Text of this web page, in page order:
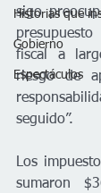
Historias que
Gobierno
Espectáculos
sigo
fiscal a
riesgo de
seguido”.
Los
sumaron